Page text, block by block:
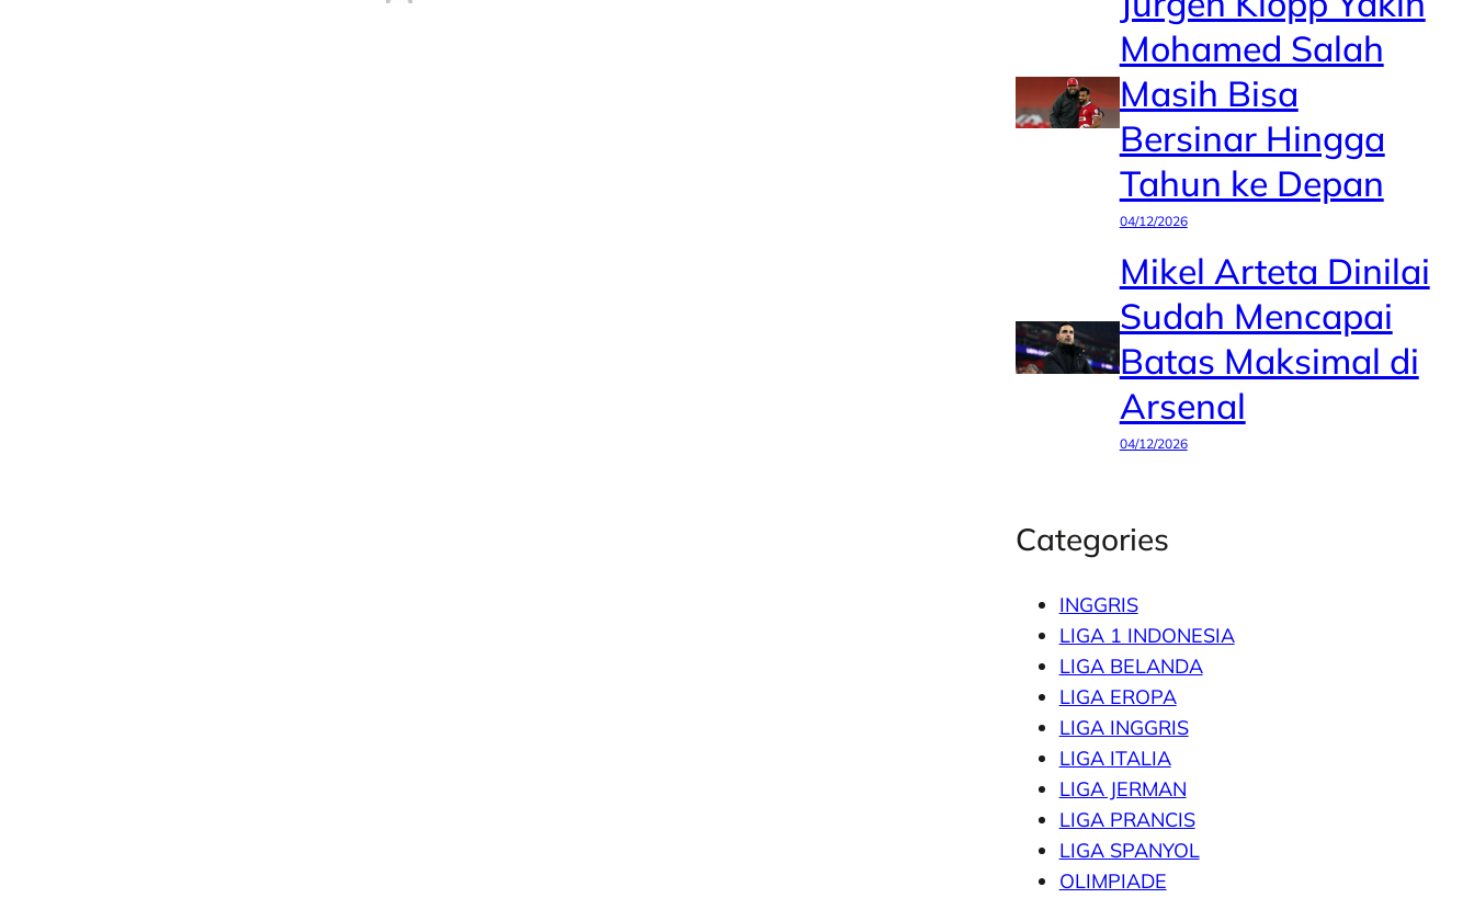
Mohamed Salah
Masih Bisa
Bersinar Hingga
Tahun ke Depan
04/12/2026
Mikel Arteta Dinilai
Sudah Mencapai
Batas Maksimal di
Arsenal
04/12/2026
Categories
INGGRIS
LIGA 1 INDONESIA
LIGA BELANDA
LIGA EROPA
LIGA INGGRIS
LIGA ITALIA
LIGA JERMAN
LIGA PRANCIS
LIGA SPANYOL
OLIMPIADE